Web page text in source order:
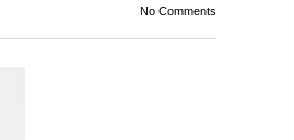
No Comments